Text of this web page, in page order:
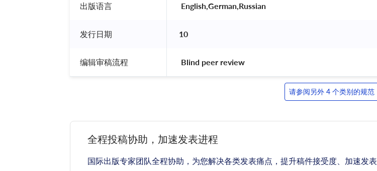
出版语言 English,German,Russian
发行日期 10
编辑审稿流程 Blind peer review
请参阅另外 4 个类别的规范
全程投稿协助，加速发表进程
国际出版专家团队全程协助，为您解决各类发表痛点，提升稿件接受度、加速发表